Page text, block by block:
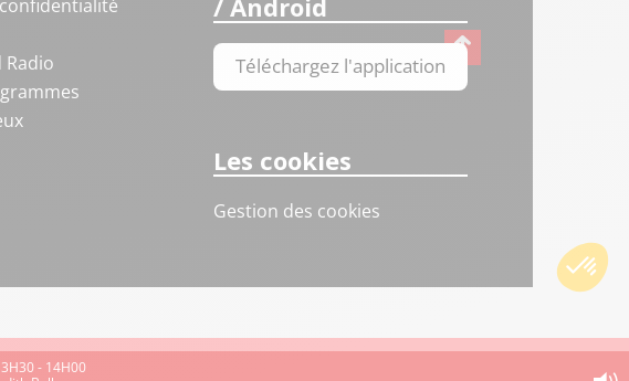
Radio
Téléchargez l'application
Les cookies
Gestion des cookies
- 14H00